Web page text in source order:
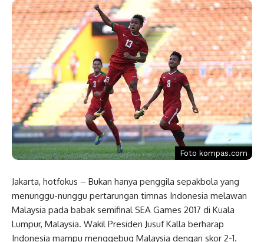
Foto kompas.com
Jakarta, hotfokus – Bukan hanya penggila sepakbola yang
menunggu-nunggu pertarungan timnas Indonesia melawan
Malaysia pada babak semifinal SEA Games 2017 di Kuala
Lumpur, Malaysia. Wakil Presiden Jusuf Kalla berharap
Indonesia mampu menggebug Malaysia dengan skor 2-1.